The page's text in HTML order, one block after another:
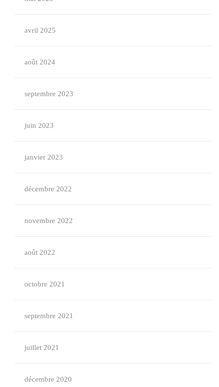
avril 2025
août 2024
septembre 2023
juin 2023
janvier 2023
décembre 2022
novembre 2022
août 2022
octobre 2021
septembre 2021
juillet 2021
décembre 2020